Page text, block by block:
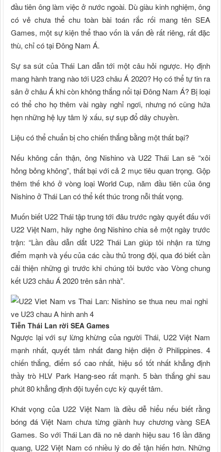
đầu tiên ông làm việc ở nước ngoài. Dù giàu kinh nghiệm, ông
có vẻ chưa thể chu toàn bài toán rắc rối mang tên SEA
Games, một sự kiện thể thao vốn là vấn đề rất riêng, rất đặc
thù, chỉ có tại Đông Nam Á.
Sự sa sút của Thái Lan dẫn tới một câu hỏi ngược. Họ định
mang hành trang nào tới U23 châu Á 2020? Họ có thể tự tin ra
sân ở châu Á khi còn không thắng nổi tại Đông Nam Á? Bị loại
có thể cho họ thêm vài ngày nghỉ ngơi, nhưng nó cũng hứa
hẹn những hệ lụy tâm lý xấu, sự sụp đổ dây chuyền.
Liệu có thể chuẩn bị cho chiến thắng bằng một thất bại?
Nếu không cẩn thận, ông Nishino và U22 Thái Lan sẽ “xôi
hỏng bỏng không”, thất bại với cả 2 mục tiêu quan trọng. Gộp
thêm thế khó ở vòng loại World Cup, năm đầu tiên của ông
Nishino ở Thái Lan có thể kết thúc trong nỗi thất vọng.
Muốn biết U22 Thái tập trung tới đâu trước ngày quyết đấu với
U22 Việt Nam, hãy nghe ông Nishino chia sẻ một ngày trước
trận: “Lần đầu dẫn dắt U22 Thái Lan giúp tôi nhận ra từng
điểm mạnh và yếu của các cầu thủ trong đội, qua đó biết cần
cải thiện những gì trước khi chúng tôi bước vào Vòng chung
kết U23 châu Á 2020 trên sân nhà”.
Tiễn Thái Lan rời SEA Games
Ngược lại với sự lừng khừng của người Thái, U22 Việt Nam
mạnh nhất, quyết tâm nhất đang hiện diện ở Philippines. 4
chiến thắng, điểm số cao nhất, hiệu số tốt nhất khẳng định
thầy trò HLV Park Hang-seo rất mạnh. 5 bàn thắng ghi sau
phút 80 khẳng định đội tuyển cực kỳ quyết tâm.
Khát vọng của U22 Việt Nam là điều dễ hiểu nếu biết rằng
bóng đá Việt Nam chưa từng giành huy chương vàng SEA
Games. So với Thái Lan đã no nê danh hiệu sau 16 lần đăng
quang, U22 Việt Nam có nhiều lý do để tận hiến hơn. Những